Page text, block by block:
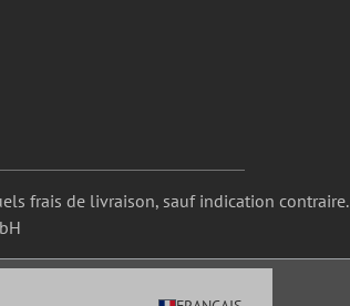
frais de livraison, sauf indication contraire.